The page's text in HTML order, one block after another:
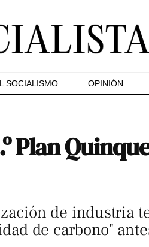
SOCIALISMO OPINIÓN
Plan
de industria
de carbono"